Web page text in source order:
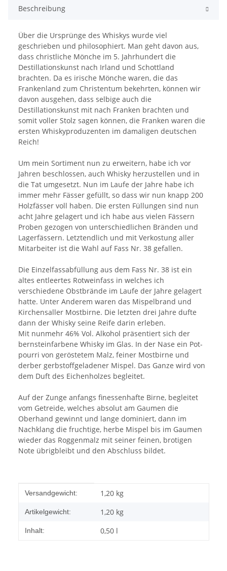
Beschreibung
Über die Ursprünge des Whiskys wurde viel
geschrieben und philosophiert. Man geht davon aus,
dass christliche Mönche im 5. Jahrhundert die
Destillationskunst nach Irland und Schottland
brachten. Da es irische Mönche waren, die das
Frankenland zum Christentum bekehrten, können wir
davon ausgehen, dass selbige auch die
Destillationskunst mit nach Franken brachten und
somit voller Stolz sagen können, die Franken waren die
ersten Whiskyproduzenten im damaligen deutschen
Reich!
Um mein Sortiment nun zu erweitern, habe ich vor
Jahren beschlossen, auch Whisky herzustellen und in
die Tat umgesetzt. Nun im Laufe der Jahre habe ich
immer mehr Fässer gefüllt, so dass wir nun knapp 200
Holzfässer voll haben. Die ersten Füllungen sind nun
acht Jahre gelagert und ich habe aus vielen Fässern
Proben gezogen von unterschiedlichen Bränden und
Lagerfässern. Letztendlich und mit Verkostung aller
Mitarbeiter ist die Wahl auf Fass Nr. 38 gefallen.
Die Einzelfassabfüllung aus dem Fass Nr. 38 ist ein
altes entleertes Rotweinfass in welches ich
verschiedene Obstbrände im Laufe der Jahre gelagert
hatte. Unter Anderem waren das Mispelbrand und
Kirchensaller Mostbirne. Die letzten drei Jahre dufte
dann der Whisky seine Reife darin erleben.
Mit nunmehr 46% Vol. Alkohol präsentiert sich der
bernsteinfarbene Whisky im Glas. In der Nase ein Pot-
pourri von geröstetem Malz, feiner Mostbirne und
derber gerbstoffgeladener Mispel. Das Ganze wird von
dem Duft des Eichenholzes begleitet.
Auf der Zunge anfangs finessenhafte Birne, begleitet
vom Getreide, welches absolut am Gaumen die
Oberhand gewinnt und lange dominiert, dann im
Nachklang die fruchtige, herbe Mispel bis im Gaumen
wieder das Roggenmalz mit seiner feinen, brotigen
Note übrigbleibt und den Abschluss bildet.
Produkteigenschaft
Wert
Versandgewicht: 1,20 kg
Artikelgewicht: 1,20 kg
Inhalt: 0,50 l